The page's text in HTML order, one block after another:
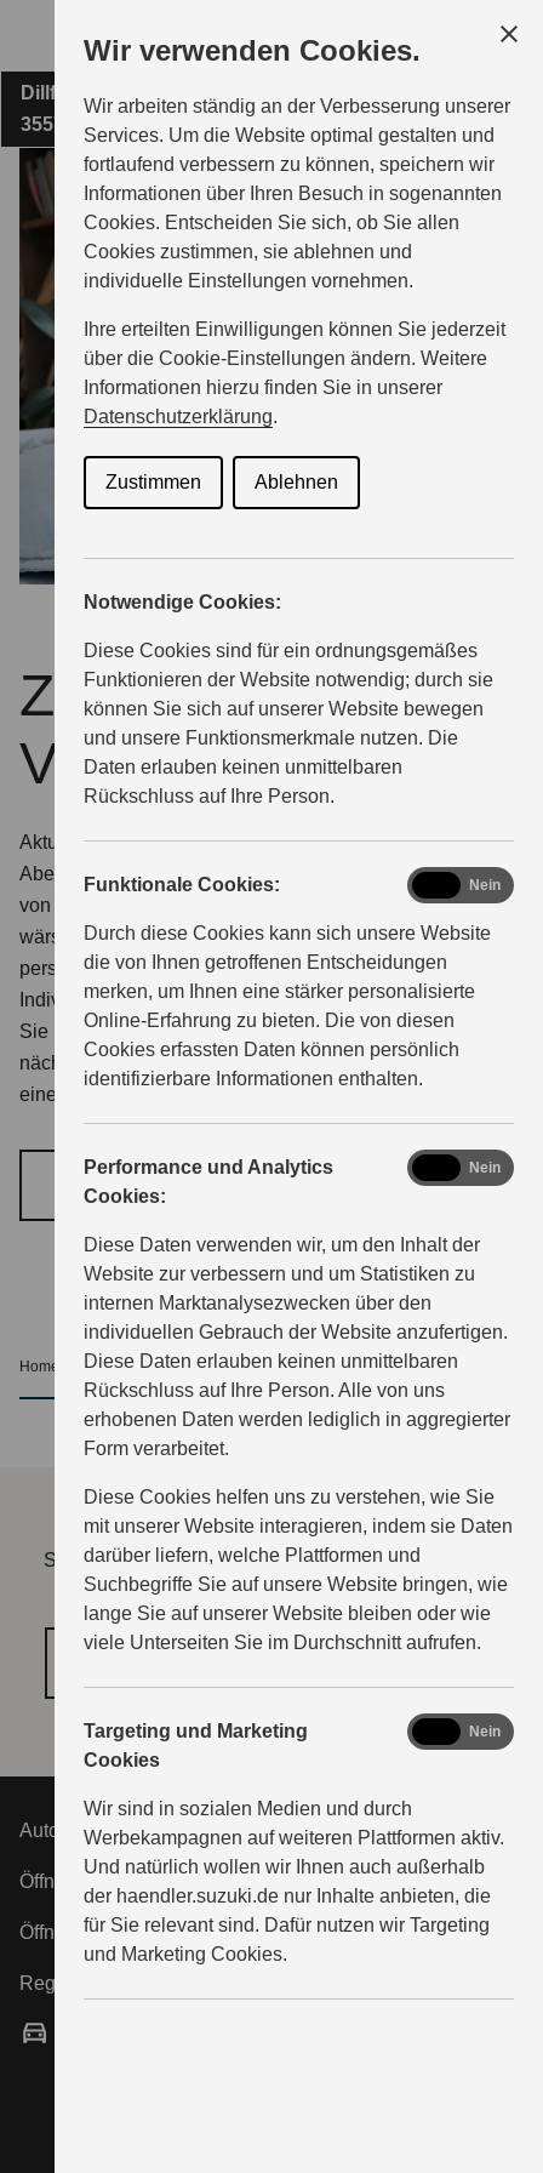
Wir verwenden Cookies.
Wir arbeiten ständig an der Verbesserung unserer
Services. Um die Website optimal gestalten und
fortlaufend verbessern zu können, speichern wir
Informationen über Ihren Besuch in sogenannten
Cookies. Entscheiden Sie sich, ob Sie allen
Cookies zustimmen, sie ablehnen und
individuelle Einstellungen vornehmen.
Ihre erteilten Einwilligungen können Sie jederzeit
über die Cookie-Einstellungen ändern. Weitere
Informationen hierzu finden Sie in unserer
Datenschutzerklärung.
Zustimmen Ablehnen
Notwendige Cookies:
Diese Cookies sind für ein ordnungsgemäßes
Funktionieren der Website notwendig; durch sie
können Sie sich auf unserer Website bewegen
und unsere Funktionsmerkmale nutzen. Die
Daten erlauben keinen unmittelbaren
Rückschluss auf Ihre Person.
Funktionale Cookies:
Durch diese Cookies kann sich unsere Website
die von Ihnen getroffenen Entscheidungen
merken, um Ihnen eine stärker personalisierte
Online-Erfahrung zu bieten. Die von diesen
Cookies erfassten Daten können persönlich
identifizierbare Informationen enthalten.
functional
Nein
Performance und Analytics
Cookies:
Diese Daten verwenden wir, um den Inhalt der
Website zur verbessern und um Statistiken zu
internen Marktanalysezwecken über den
individuellen Gebrauch der Website anzufertigen.
Diese Daten erlauben keinen unmittelbaren
Rückschluss auf Ihre Person. Alle von uns
erhobenen Daten werden lediglich in aggregierter
Form verarbeitet.
Diese Cookies helfen uns zu verstehen, wie Sie
mit unserer Website interagieren, indem sie Daten
darüber liefern, welche Plattformen und
Suchbegriffe Sie auf unsere Website bringen, wie
lange Sie auf unserer Website bleiben oder wie
viele Unterseiten Sie im Durchschnitt aufrufen.
analyticsNein
Targeting und Marketing
Cookies
Wir sind in sozialen Medien und durch
Werbekampagnen auf weiteren Plattformen aktiv.
Und natürlich wollen wir Ihnen auch außerhalb
der haendler.suzuki.de nur Inhalte anbieten, die
für Sie relevant sind. Dafür nutzen wir Targeting
und Marketing Cookies.
marketing
Nein
Hauptinhalt
AUTOHAUS ERBEN & ERBEN GMBH & CO. KG
MODELLE
ZUBEHÖR
BERATUNG & KAUF
GESCHÄFTSKUNDEN
Dillfeld 31
35576 Wetzlar
Zurzeit keine
Veranstaltung.
Aktuell stehen bei uns keine Events unmittelbar bevor.
Aber das kann sich schnell ändern. Es lohnt sich also,
von Zeit zu Zeit auf dieser Seite reinzuschauen. Wie
wärs in der Zwischenzeit mit einem Event für Sie ganz
persönlich:
Individuelle Beratung zu Ihrem Wunschmodell.
Sie möchten Ihr favorisiertes Suzuki Modell aus
nächster Nähe kennenlernen? Wir organisieren gerne
eine persönliche Beratung und eine Probefahrt für Sie.
TERMIN VEREINBAREN
Home Service Events nach oben
Sie müssen erst die Kategorie "Funktionale Cookies"
freischalten.
Autohaus Erben & Erben GmbH & Co. KG
Öffnungszeiten Verkauf:
Öffnungszeiten Service:
Registergericht: